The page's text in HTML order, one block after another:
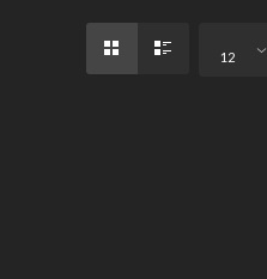
12